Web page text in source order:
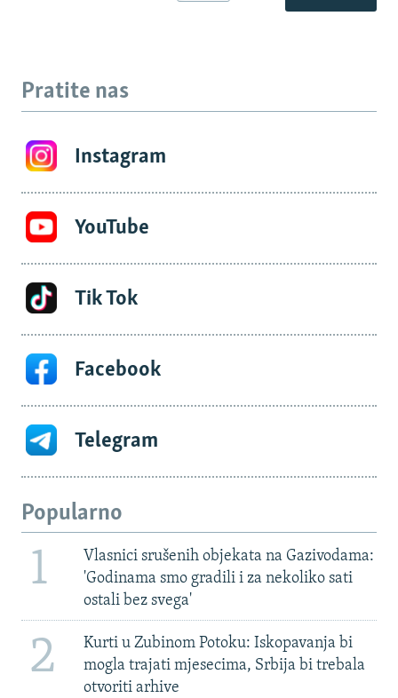
Pratite nas
Instagram
YouTube
Tik Tok
Facebook
Telegram
Popularno
1
Vlasnici srušenih objekata na Gazivodama:
'Godinama smo gradili i za nekoliko sati
ostali bez svega'
2
Kurti u Zubinom Potoku: Iskopavanja bi
mogla trajati mjesecima, Srbija bi trebala
otvoriti arhive